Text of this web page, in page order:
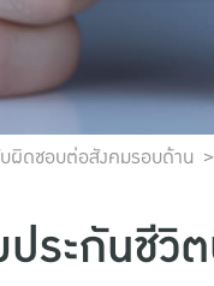
ผิดชอบต่อสังคมรอบด้าน
ประกันชีวิ